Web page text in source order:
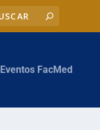
Eventos FacMed